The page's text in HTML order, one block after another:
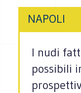
NAPOLI
I nudi
possibili